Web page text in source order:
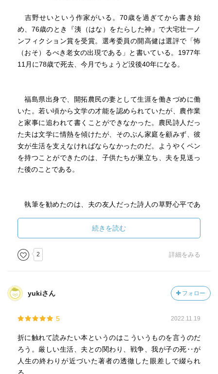
吉野せいという作家がいる。70歳を過ぎてから書き始
め、76歳のとき『洟（はな）をたらした神』で大宅壮一ノ
ンフィクション賞を受賞。選考委員の開高健は選評で「怖
（おそ）るべき老女の出現である」と書いている。1977年
11月に78歳で死去、今月でちょうど没後40年になる。
福島県出身で、開拓農民の妻として生涯を働きづめに働
いた。若い頃から文学の才能を認められていたが、農作業
と家事に追われて書くことができなかった。農民詩人だっ
た夫は文学に情熱を傾けたが、そのぶん家庭を顧みず、彼
女が生活を支えなければならなかったのだ。ようやくペン
を持つことができたのは、子供たちが巣立ち、夫を見送っ
た後のことである。
執筆を勧めたのは、夫の友人だった詩人の草野心平であ
いた草野は、「あんたは書かねばならない」と強い言葉で
語りかけた。「いいか、私たちはまもなく死ぬ。私もあん
たも、あと一年、二年、まもなく死ぬ。だからこそ仕事を
しなければならないんだ。生きているうちにしなければ
70歳を目前にしていた。
草野の言葉に背中を押され、せいは書き始めた。極限の
貧しさの中に生きる農民たちの姿を、石混じりの土のよう
なごつごつした抒情（じょじょう）のうちに描いた作品
は、今読んでも圧倒的だ。
続きを読む
2 詳細をみる
yukiさん フォロー
5 2022.11.19
折に触れて読みたい本というのはこういうものを言うのだ
ろう。厳しい生活、夫との関わり、戦争、我が子の死‥が
人生の終わりが近づいた著者の透徹した眼差しで綴られ